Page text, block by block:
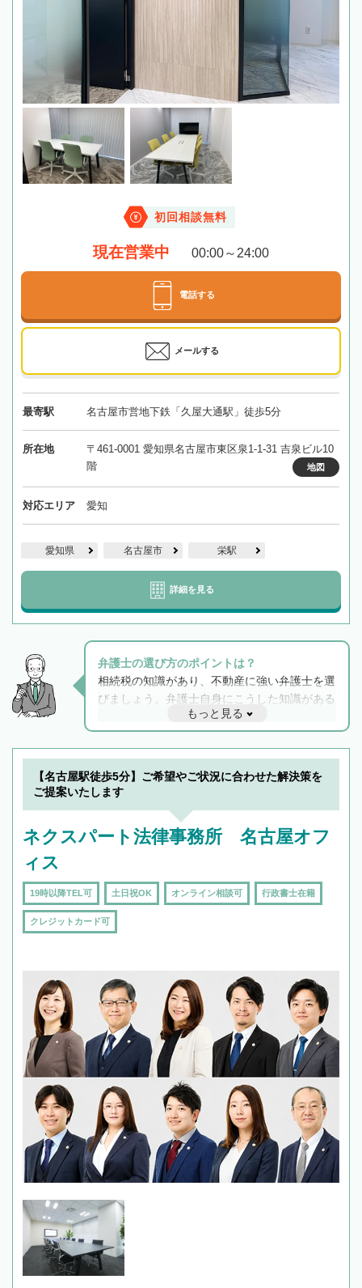
初回相談無料
現在営業中 00:00～24:00
電話する
メールする
最寄駅 名古屋市営地下鉄「久屋大通駅」徒歩5分
所在地
〒461-0001 愛知県名古屋市東区泉1-1-31 吉泉ビル10
階
地図
対応エリア 愛知
愛知県 名古屋市 栄駅
詳細を見る
弁護士の選び方のポイントは？
相続税の知識があり、不動産に強い弁護士を選
びましょう。弁護士自身にこうした知識がある
と他士業との連携もスムーズに進み、トラブル
解決のみならず相続をトータルで任せることが
できます。また、相続は感情がからむ分野なの
でフィーリングも重要です。実際に電話や面談
で複数の弁護士と会話をしてウマが合う方に依
もっと見る
【名古屋駅徒歩5分】ご希望やご状況に合わせた解決策を
ご提案いたします
ネクスパート法律事務所 名古屋オフ
ィス
19時以降TEL可 土日祝OK オンライン相談可 行政書士在籍
クレジットカード可